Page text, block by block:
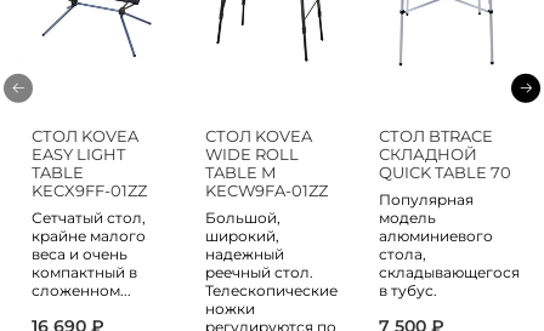
СТОЛ KOVEA
EASY LIGHT
TABLE
KECX9FF-01ZZ
Сетчатый стол,
крайне малого
веса и очень
компактный в
сложенном...
16 690 ₽
СТОЛ KOVEA
WIDE ROLL
TABLE М
KECW9FA-01ZZ
Большой,
широкий,
надежный
реечный стол.
Телескопические
ножки
регулируются по
СТОЛ BTRACE
СКЛАДНОЙ
QUICK TABLE 70
Популярная
модель
алюминиевого
стола,
складывающегося
в тубус.
7 500 ₽